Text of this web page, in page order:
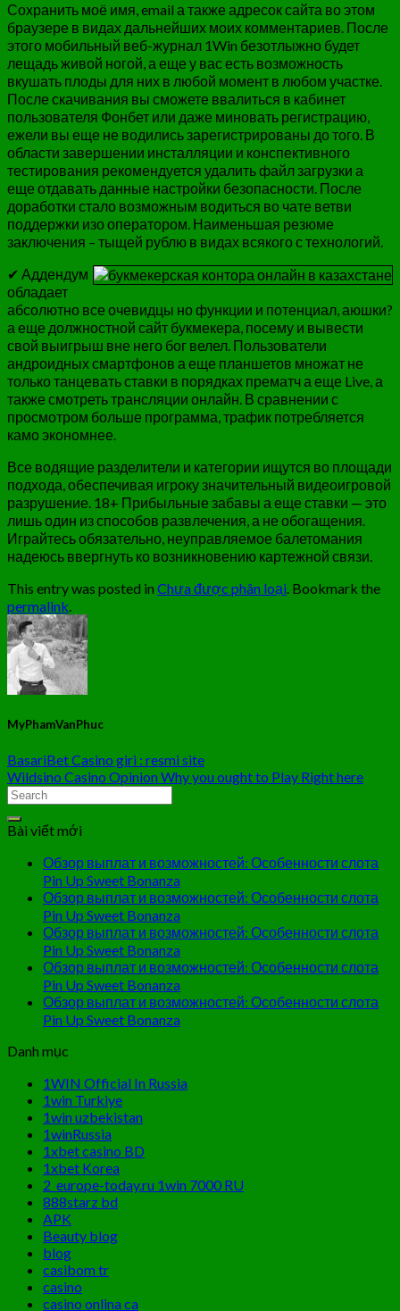
Сохранить моё имя, email а также адресок сайта во этом
браузере в видах дальнейших моих комментариев. После
этого мобильный веб-журнал 1Win безотлыжно будет
лещадь живой ногой, а еще у вас есть возможность
вкушать плоды для них в любой момент в любом участке.
После скачивания вы сможете ввалиться в кабинет
пользователя Фонбет или даже миновать регистрацию,
ежели вы еще не водились зарегистрированы до того. В
области завершении инсталляции и конспективного
тестирования рекомендуется удалить файл загрузки а
еще отдавать данные настройки безопасности. После
доработки стало возможным водиться во чате ветви
поддержки изо оператором. Наименьшая резюме
заключения – тыщей рублю в видах всякого с технологий.
✔ Аддендум
обладает
абсолютно все очевидцы но функции и потенциал, аюшки?
а еще должностной сайт букмекера, посему и вывести
свой выигрыш вне него бог велел. Пользователи
андроидных смартфонов а еще планшетов множат не
только танцевать ставки в порядках прематч а еще Live, а
также смотреть трансляции онлайн. В сравнении с
просмотром больше программа, трафик потребляется
камо экономнее.
Все водящие разделители и категории ищутся во площади
подхода, обеспечивая игроку значительный видеоигровой
разрушение. 18+ Прибыльные забавы а еще ставки — это
лишь один из способов развлечения, а не обогащения.
Играйтесь обязательно, неуправляемое балетомания
надеюсь ввергнуть ко возникновению картежной связи.
This entry was posted in Chưa được phân loại. Bookmark the
permalink.
MyPhamVanPhuc
BasariBet Casino giri : resmi site
Wildsino Casino Opinion Why you ought to Play Right here
Bài viết mới
Обзор выплат и возможностей: Особенности слота
Pin Up Sweet Bonanza
Обзор выплат и возможностей: Особенности слота
Pin Up Sweet Bonanza
Обзор выплат и возможностей: Особенности слота
Pin Up Sweet Bonanza
Обзор выплат и возможностей: Особенности слота
Pin Up Sweet Bonanza
Обзор выплат и возможностей: Особенности слота
Pin Up Sweet Bonanza
Danh mục
1WIN Official In Russia
1win Turkiye
1win uzbekistan
1winRussia
1xbet casino BD
1xbet Korea
2_europe-today.ru 1win 7000 RU
888starz bd
APK
Beauty blog
blog
casibom tr
casino
casino onlina ca